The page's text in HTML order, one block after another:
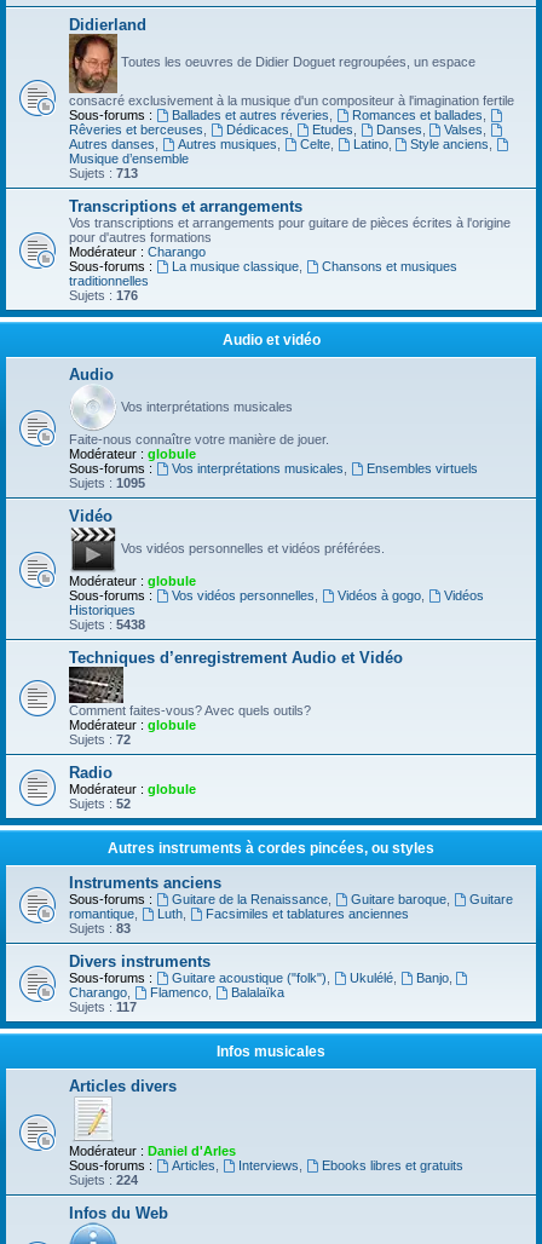
Didierland
Toutes les oeuvres de Didier Doguet regroupées, un espace
consacré exclusivement à la musique d'un compositeur à l'imagination fertile
Sous-forums :
Ballades et autres réveries Romances et ballades
Rêveries et berceuses
Dédicaces Etudes Danses Valses
Autres danses
Autres musiques Celte, Latino, Style anciens
Musique d’ensemble
Sujets : 713
Transcriptions et arrangements
Vos transcriptions et arrangements pour guitare de pièces écrites à l'origine
pour d'autres formations
Modérateur : Charango
Sous-forums :
La musique classique,
Chansons et musiques
traditionnelles
Sujets : 176
Audio et vidéo
Audio
Vos interprétations musicales
Faite-nous connaître votre manière de jouer.
Modérateur : globule
Sous-forums :
Vos interprétations musicales
Ensembles virtuels
Sujets : 1095
Vidéo
Vos vidéos personnelles et vidéos préférées.
Modérateur : globule
Sous-forums :
Vos vidéos personnelles Vidéos à gogo,
Vidéos
Historiques
Sujets : 5438
Techniques d’enregistrement Audio et Vidéo
Comment faites-vous? Avec quels outils?
Modérateur : globule
Sujets : 72
Radio
Modérateur : globule
Sujets : 52
Autres instruments à cordes pincées, ou styles
Instruments anciens
Sous-forums : Guitare de la Renaissance, Guitare baroque,
Guitare
romantique
Luth,
Facsimiles et tablatures anciennes
Sujets : 83
Divers instruments
Sous-forums : Guitare acoustique ("folk") Ukulélé, Banjo,
Charango
Flamenco,
Balalaïka
Sujets : 117
Infos musicales
Articles divers
Modérateur : Daniel d'Arles
Sous-forums :
Articles Interviews
Ebooks libres et gratuits
Sujets : 224
Infos du Web